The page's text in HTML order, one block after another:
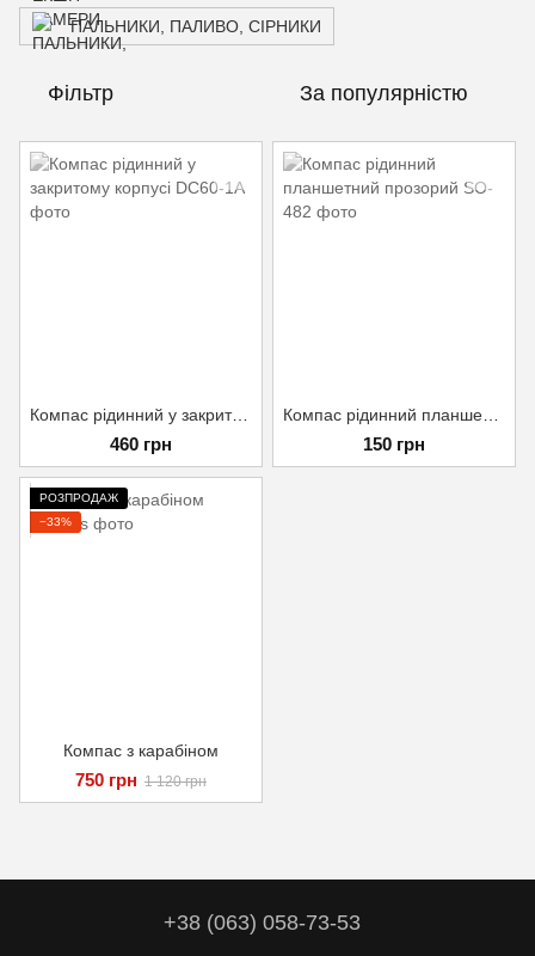
ПАЛЬНИКИ, ПАЛИВО, СІРНИКИ
Фільтр За популярністю
Компас рідинний у закритому корпусі
460 грн 150 грн
РОЗПРОДАЖ
−33%
Компас з карабіном
750 грн 1 120 грн
+38 (063) 058-73-53